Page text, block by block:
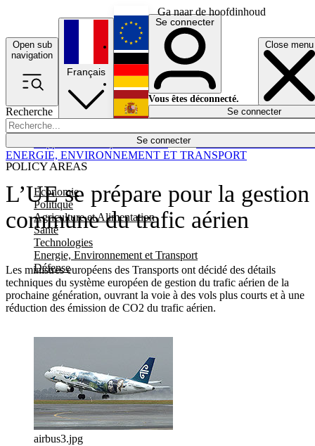
Ga naar de hoofdinhoud
Open sub
navigation
Close menu
Recherche
Se connecter
POLICY AREAS
Economie
Politique
Agriculture et Alimentation
Santé
Technologies
Energie, Environnement et Transport
Défense
Économie
Français
English
Deutsch
Español
Se connecter
Vous êtes déconnecté.
Se connecter
L’UE se prépare pour la gestion
commune du trafic aérien
Les ministres européens des Transports ont décidé des détails
techniques du système européen de gestion du trafic aérien de la
prochaine génération, ouvrant la voie à des vols plus courts et à une
réduction des émission de CO2 du trafic aérien.
ENERGIE, ENVIRONNEMENT ET TRANSPORT
airbus3.jpg